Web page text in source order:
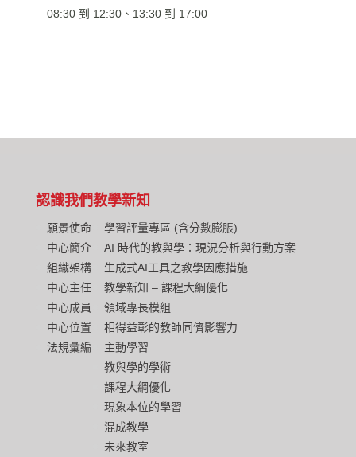
08:30 到 12:30、13:30 到 17:00
認識我們
願景使命
中心簡介
組織架構
中心主任
中心成員
中心位置
法規彙編
教學新知
學習評量專區 (含分數膨脹)
AI 時代的教與學：現況分析與行動方案
生成式AI工具之教學因應措施
教學新知 – 課程大綱優化
領域專長模組
相得益彰的教師同儕影響力
主動學習
教與學的學術
課程大綱優化
現象本位的學習
混成教學
未來教室